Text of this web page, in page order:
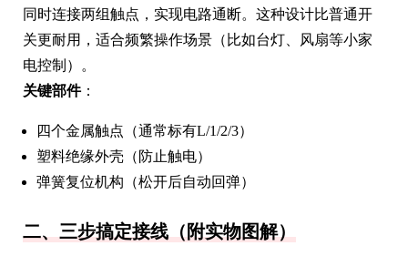
同时连接两组触点，实现电路通断。这种设计比普通开
关更耐用，适合频繁操作场景（比如台灯、风扇等小家
电控制）。
关键部件：
四个金属触点（通常标有L/1/2/3）
塑料绝缘外壳（防止触电）
弹簧复位机构（松开后自动回弹）
二、三步搞定接线（附实物图解）